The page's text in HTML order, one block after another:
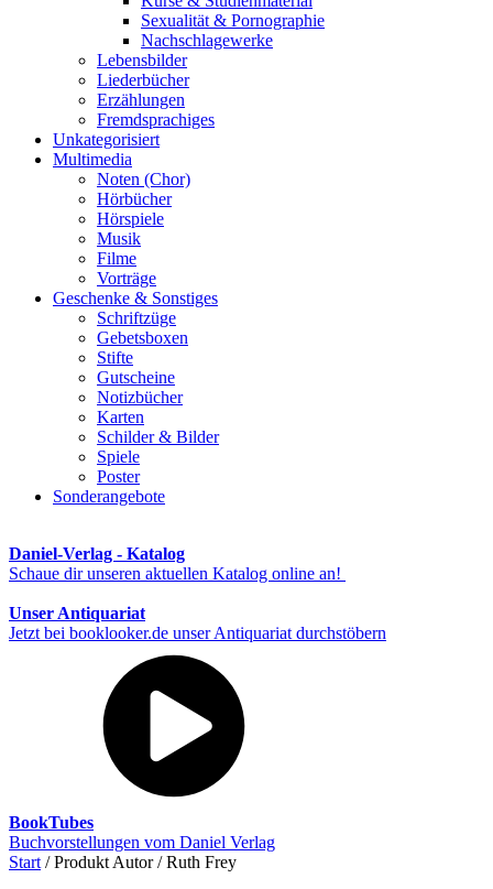
Sexualität & Pornographie
Nachschlagewerke
Lebensbilder
Liederbücher
Erzählungen
Fremdsprachiges
Unkategorisiert
Multimedia
Noten (Chor)
Hörbücher
Hörspiele
Musik
Filme
Vorträge
Geschenke & Sonstiges
Schriftzüge
Gebetsboxen
Stifte
Gutscheine
Notizbücher
Karten
Schilder & Bilder
Spiele
Poster
Sonderangebote
Daniel-Verlag - Katalog
Schaue dir unseren aktuellen Katalog online an!
Unser Antiquariat
Jetzt bei booklooker.de unser Antiquariat durchstöbern
BookTubes
Buchvorstellungen vom Daniel Verlag
Start / Produkt Autor / Ruth Frey